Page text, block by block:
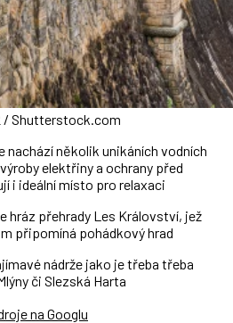
/ Shutterstock.com
nachází několik unikáních vodních
elektřiny a ochrany před
i ideální místo pro relaxaci
hráz přehrady Les Království, jež
připomíná pohádkový hrad
nádrže jako je třeba třeba
či Slezská Harta
na Googlu